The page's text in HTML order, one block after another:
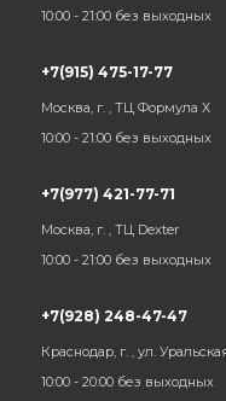
10:00 - 21:00 без выходных
+7(915) 475-17-77
Москва, г. , ТЦ Формула Х
10:00 - 21:00 без выходных
+7(977) 421-77-71
Москва, г. , ТЦ Dexter
10:00 - 21:00 без выходных
+7(928) 248-47-47
Краснодар, г. , ул.
10:00 - 20:00 без выходных